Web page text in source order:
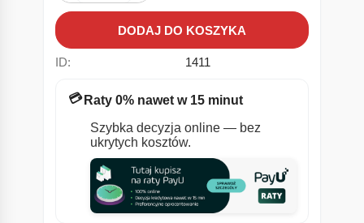
DODAJ DO KOSZYKA
ID: 1411
💳 Raty 0% nawet w 15 minut
Szybka decyzja online — bez
ukrytych kosztów.